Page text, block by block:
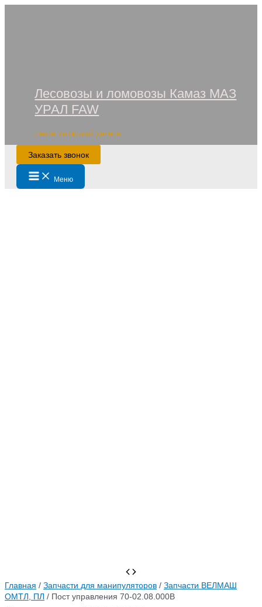
Лесовозы и ломовозы Камаз МАЗ
УРАЛ FAW
Лизинг со скидкой дилера
Заказать звонок
Main
Menu Меню
Главная / Запчасти для манипуляторов / Запчасти ВЕЛМАШ
ОМТЛ, ПЛ / Пост управления 70-02.08.000В